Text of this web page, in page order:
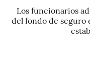
Los funcionarios
del fondo de seguro